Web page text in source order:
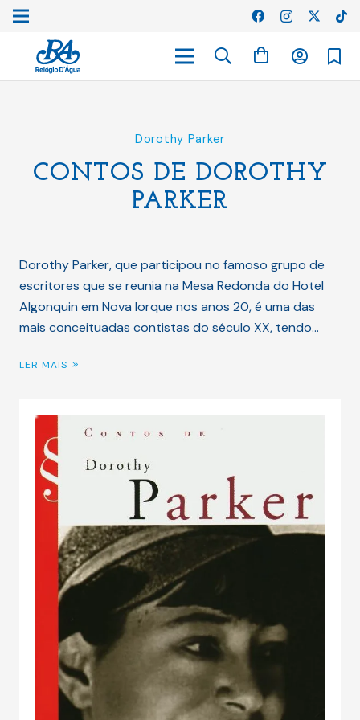
Dorothy Parker
CONTOS DE DOROTHY
PARKER
Dorothy Parker, que participou no famoso grupo de
escritores que se reunia na Mesa Redonda do Hotel
Algonquin em Nova Iorque nos anos 20, é uma das
mais conceituadas contistas do século XX, tendo…
LER MAIS